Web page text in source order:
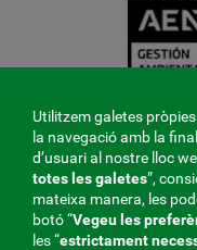
Utilitzem galetes
la navegació amb la
d’usuari al nostre lloc
totes les galetes”,
mateixa manera, les
botó “Vegeu les
les “estrictament